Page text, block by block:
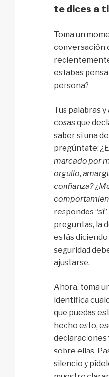
te dices a
Toma un
conversación
estabas
persona?
Tus palabras
cosas que
saber si una
pregúntate:
marcado por
orgullo,
confianza?
respondes
preguntas, la
estás diciendo
seguridad
ajustarse.
Ahora, toma
identifica
que puedas
hecho esto,
declaraciones
sobre ellas.
silencio y